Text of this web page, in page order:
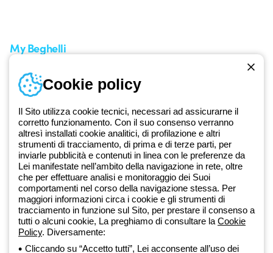
Dal 2025 Beghelli è parte del Gruppo GEWISS, all’interno
dell’ecosistema GEWISS LightZone, dove realizziamo soluzioni di
illuminazione integrate che trasformano la complessità in semplicità,
supportando professionisti e utenti finali nella realizzazione dei loro
bisogni.Scopri di più su GEWISS
My Beghelli
Accedi o registrati
Formazione
Documentazione e software
Iscriviti alla newsletter
Cookie policy
Il Sito utilizza cookie tecnici, necessari ad assicurarne il
corretto funzionamento. Con il suo consenso verranno
altresì installati cookie analitici, di profilazione e altri
strumenti di tracciamento, di prima e di terze parti, per
inviarle pubblicità e contenuti in linea con le preferenze da
Lei manifestate nell’ambito della navigazione in rete, oltre
che per effettuare analisi e monitoraggio dei Suoi
comportamenti nel corso della navigazione stessa. Per
maggiori informazioni circa i cookie e gli strumenti di
tracciamento in funzione sul Sito, per prestare il consenso a
tutti o alcuni cookie, La preghiamo di consultare la Cookie
Policy. Diversamente:
Cliccando su “Accetto tutti”, Lei acconsente all’uso dei